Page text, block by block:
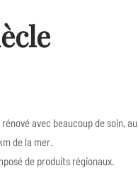
avec beaucoup de soin, au
de la mer.
de produits régionaux.